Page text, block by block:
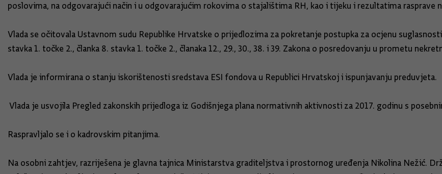
poslovima, na odgovarajući način i u odgovarajućim rokovima o stajalištima RH, kao i tijeku i rezultatima rasprave
Vlada se očitovala Ustavnom sudu Republike Hrvatske o prijedlozima za pokretanje postupka za ocjenu
stavka 1. točke 2., članka 8. stavka 1. točke 2., članaka 12., 29., 30., 38. i 39. Zakona o posredovanju u
Vlada je informirana o stanju iskorištenosti sredstava ESI fondova u Republici Hrvatskoj i ispunjavanju preduvjeta.
Vlada je usvojila Pregled zakonskih prijedloga iz Godišnjega plana normativnih aktivnosti za 2017. godinu s
Raspravljalo se i o kadrovskim pitanjima.
Na osobni zahtjev, razriješena je glavna tajnica Ministarstva graditeljstva i prostornog uređenja Nikolina Nežić.